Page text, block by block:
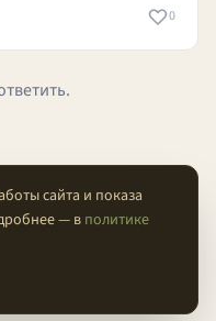
0
асфальт.
сайта и показа
— в политике